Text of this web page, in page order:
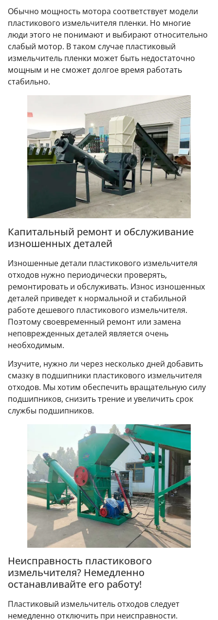
Обычно мощность мотора соответствует модели
пластикового измельчителя пленки. Но многие
люди этого не понимают и выбирают относительно
слабый мотор. В таком случае пластиковый
измельчитель пленки может быть недостаточно
мощным и не сможет долгое время работать
стабильно.
Капитальный ремонт и обслуживание
изношенных деталей
Изношенные детали пластикового измельчителя
отходов нужно периодически проверять,
ремонтировать и обслуживать. Износ изношенных
деталей приведет к нормальной и стабильной
работе дешевого пластикового измельчителя.
Поэтому своевременный ремонт или замена
неповрежденных деталей является очень
необходимым.
Изучите, нужно ли через несколько дней добавить
смазку в подшипники пластикового измельчителя
отходов. Мы хотим обеспечить вращательную силу
подшипников, снизить трение и увеличить срок
службы подшипников.
Неисправность пластикового
измельчителя? Немедленно
останавливайте его работу!
Пластиковый измельчитель отходов следует
немедленно отключить при неисправности.